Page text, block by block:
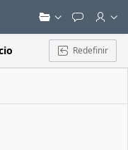
Redefinir